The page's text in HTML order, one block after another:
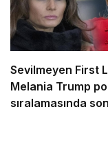
Sevilmeyen First
Melania Trump
sıralamasında